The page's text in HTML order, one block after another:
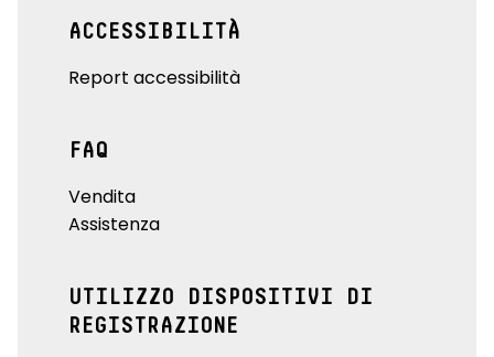
ACCESSIBILITÀ
Report accessibilità
FAQ
Vendita
Assistenza
UTILIZZO DISPOSITIVI DI
REGISTRAZIONE